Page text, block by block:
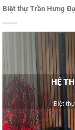
Biệt thự Trần Hưng
HỆ
Biệt